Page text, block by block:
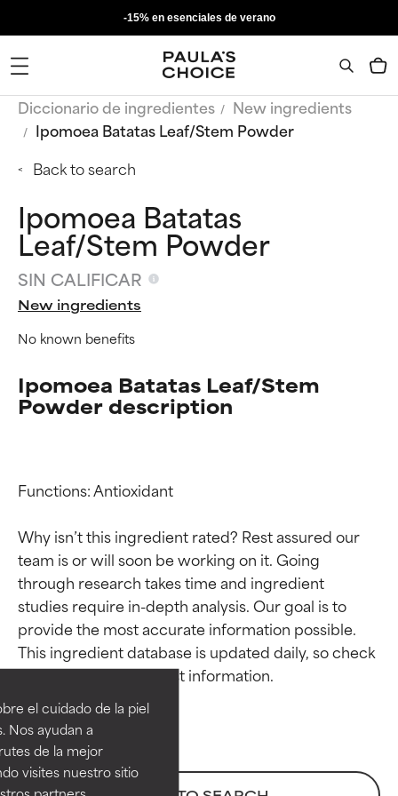
el cuidado de la piel
Nos ayudan a
de la mejor
visites nuestro sitio
-15% en esenciales de verano
Diccionario de ingredientes
New ingredients
Ipomoea Batatas Leaf/Stem Powder
Back to search
Ipomoea Batatas
Leaf/Stem Powder
SIN CALIFICAR
New ingredients
No known benefits
Ipomoea Batatas Leaf/Stem
Powder description
Functions: Antioxidant
Why isn’t this ingredient rated? Rest assured our
team is or will soon be working on it. Going
through research takes time and ingredient
studies require in-depth analysis. Our goal is to
provide the most accurate information possible.
This ingredient database is updated daily, so check
Calificaciones de
ingredientes
EXCELENTE
Ingrediente sobresaliente con
beneficios reales para la piel. Su
eficacia está demostrada y
Calificaciones de
ingredientes
EXCELENTE
Ingrediente sobresaliente con
beneficios reales para la piel. Su
eficacia está demostrada y